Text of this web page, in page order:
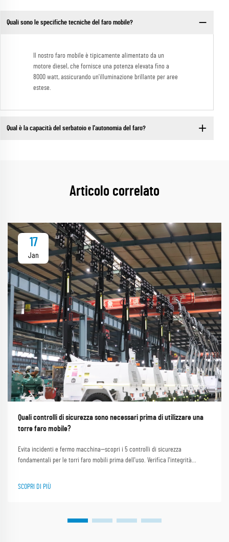
Quali sono le specifiche tecniche del faro mobile?
Il nostro faro mobile è tipicamente alimentato da un
motore diesel, che fornisce una potenza elevata fino a
8000 watt, assicurando un'illuminazione brillante per aree
estese.
Qual è la capacità del serbatoio e l'autonomia del faro?
Articolo correlato
17
Jan
Quali controlli di sicurezza sono necessari prima di utilizzare una
torre faro mobile?
Evita incidenti e fermo macchina—scopri i 5 controlli di sicurezza
fondamentali per le torri faro mobili prima dell'uso. Verifica l'integrità
la preparazione dell'operatore. Scarica subito il modulo di controllo.
SCOPRI DI PIÙ